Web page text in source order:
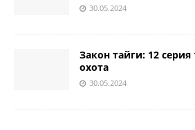
30.05.2024
Закон тайги: 12
охота
30.05.2024